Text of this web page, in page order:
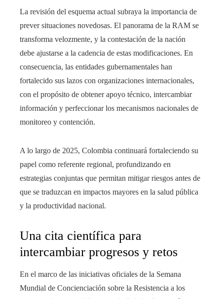
La revisión del esquema actual subraya la importancia de
prever situaciones novedosas. El panorama de la RAM se
transforma velozmente, y la contestación de la nación
debe ajustarse a la cadencia de estas modificaciones. En
consecuencia, las entidades gubernamentales han
fortalecido sus lazos con organizaciones internacionales,
con el propósito de obtener apoyo técnico, intercambiar
información y perfeccionar los mecanismos nacionales de
monitoreo y contención.
A lo largo de 2025, Colombia continuará fortaleciendo su
papel como referente regional, profundizando en
estrategias conjuntas que permitan mitigar riesgos antes de
que se traduzcan en impactos mayores en la salud pública
y la productividad nacional.
Una cita científica para
intercambiar progresos y retos
En el marco de las iniciativas oficiales de la Semana
Mundial de Concienciación sobre la Resistencia a los